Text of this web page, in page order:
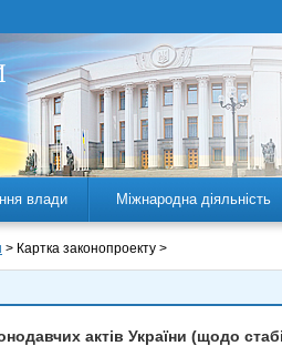
влади Міжнародна діяльність
> Картка законопроекту >
актів України (щодо